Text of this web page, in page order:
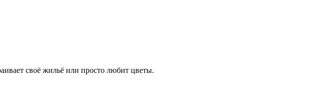
своё жильё или просто любит цветы.